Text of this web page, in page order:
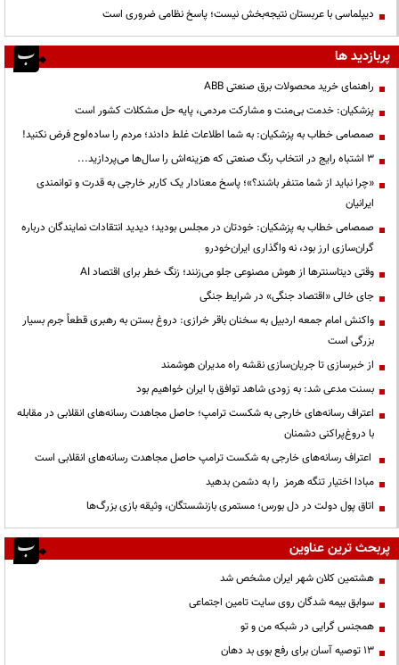
دیپلماسی با عربستان نتیجه‌بخش نیست؛ پاسخ نظامی ضروری است
پربازدید ها
راهنمای خرید محصولات برق صنعتی ABB
پزشکیان: خدمت بی‌منت و مشارکت مردمی، پایه حل مشکلات کشور است
صمصامی خطاب به پزشکیان: به شما اطلاعات غلط دادند؛ مردم را ساده‌لوح فرض نکنید!
3 اشتباه رایج در انتخاب رنگ صنعتی که هزینه‌اش را سال‌ها می‌پردازید...
«چرا نباید از شما متنفر باشند؟»؛ پاسخ معنادار یک کاربر خارجی به قدرت و توانمندی
ایرانیان
صمصامی خطاب به پزشکیان: خودتان در مجلس بودید؛ دیدید انتقادات نمایندگان درباره
گران‌سازی ارز بود، نه واگذاری ایران‌خودرو
وقتی دیتاسنترها از هوش مصنوعی جلو می‌زنند؛ زنگ خطر برای اقتصاد AI
جای خالی «اقتصاد جنگی» در شرایط جنگی
واکنش امام جمعه اردبیل به سخنان باقر خرازی: دروغ بستن به رهبری قطعاً جرم بسیار
بزرگی است
از خبرسازی تا جریان‌سازی نقشه راه مدیران هوشمند
بسنت مدعی شد: به زودی شاهد توافق با ایران خواهیم بود
اعتراف رسانه‌های خارجی به شکست ترامپ؛ حاصل مجاهدت رسانه‌های انقلابی در مقابله
با دروغ‌پراکنی دشمنان
اعتراف رسانه‌های خارجی به شکست ترامپ حاصل مجاهدت رسانه‌های انقلابی است
مبادا اختیار تنگه هرمز را به دشمن بدهید
اتاق پول دولت در دل بورس؛ مستمری بازنشستگان، وثیقه بازی بزرگ‌ها
پربحث ترین عناوین
هشتمین کلان شهر ایران مشخص شد
سوابق بیمه شدگان روی سایت تامین اجتماعی
همجنس گرایی در شبکه من و تو
13 توصیه آسان برای رفع بوی بد دهان